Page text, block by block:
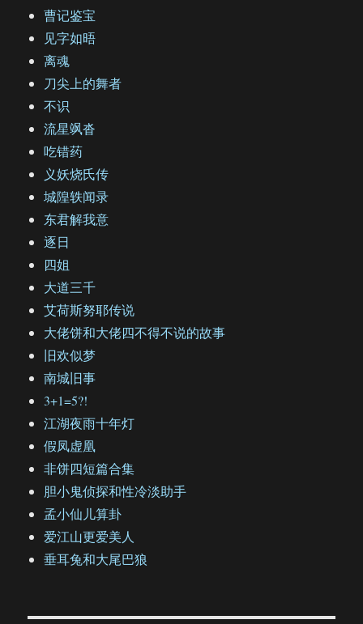
曹记鉴宝
见字如晤
离魂
刀尖上的舞者
不识
流星飒沓
吃错药
义妖烧氏传
城隍轶闻录
东君解我意
逐日
四姐
大道三千
艾荷斯努耶传说
大佬饼和大佬四不得不说的故事
旧欢似梦
南城旧事
3+1=5?!
江湖夜雨十年灯
假凤虚凰
非饼四短篇合集
胆小鬼侦探和性冷淡助手
孟小仙儿算卦
爱江山更爱美人
垂耳兔和大尾巴狼